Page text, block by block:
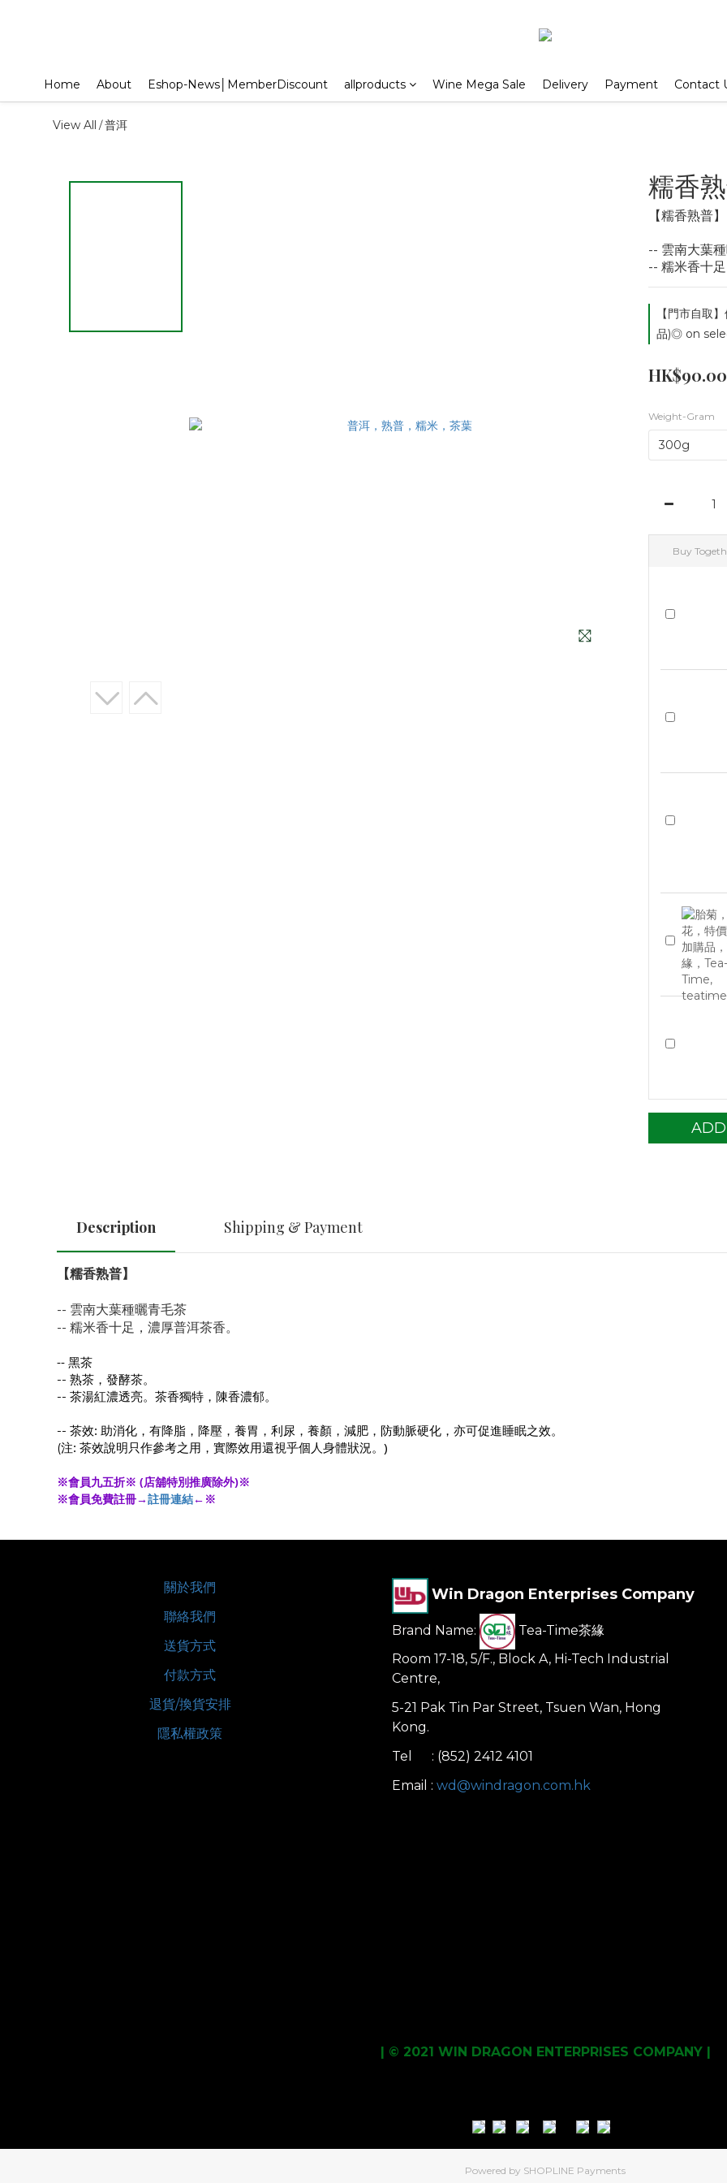
Home About Eshop-News│MemberDiscount allproducts Wine Mega Sale Delivery Payment Contact
View All /普洱
糯香
【糯香熟普】
-- 雲南大葉
-- 糯米香十足
【門市自取
品)◎ on
HK$90.00
Weight-Gram
Buy
Description Shipping & Payment
【糯香熟普】
-- 雲南大葉種曬青毛茶
-- 糯米香十足，濃厚普洱茶香。
-- 黑茶
-- 熟茶，發酵茶。
-- 茶湯紅濃透亮。茶香獨特，陳香濃郁。
-- 茶效: 助消化，有降脂，降壓，養胃，利尿，養顏，減肥，防動脈硬化，亦可促進睡眠之效。
(注: 茶效說明只作參考之用，實際效用還視乎個人身體狀況。 )
※會員九五折※ (店舖特別推廣除外)※
※會員免費註冊→註冊連結←※
關於我們
聯絡我們
送貨方式
付款方式
退貨/換貨安排
隱私權政策
Win Dragon Enterprises Company
Brand Name:
Tea-Time茶緣
Room 17-18, 5/F., Block A, Hi-Tech Industrial
Centre,
5-21 Pak Tin Par Street, Tsuen Wan, Hong
Kong.
Tel : (852) 2412 4101
Email : wd@windragon.com.hk
| © 2021 WIN DRAGON ENTERPRISES COMPANY |
Powered by SHOPLINE Payments